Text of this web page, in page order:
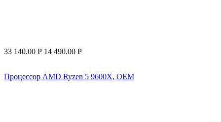
33 140.00 Р 14 490.00 Р
Процессор AMD Ryzen 5 9600X, OEM